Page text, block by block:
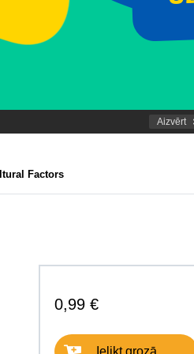
Aizvērt
Factors
0,99 €
Ielikt grozā